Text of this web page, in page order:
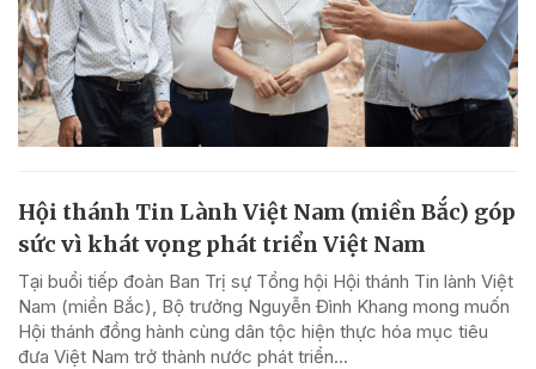
Hội thánh Tin Lành Việt Nam (miền Bắc) góp
sức vì khát vọng phát triển Việt Nam
Tại buổi tiếp đoàn Ban Trị sự Tổng hội Hội thánh Tin lành Việt
Nam (miền Bắc), Bộ trưởng Nguyễn Đình Khang mong muốn
Hội thánh đồng hành cùng dân tộc hiện thực hóa mục tiêu
đưa Việt Nam trở thành nước phát triển...